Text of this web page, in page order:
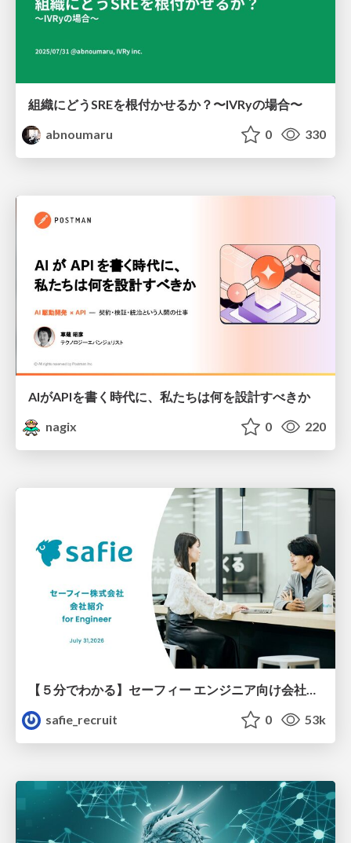
組織にどうSREを根付かせるか？〜IVRyの場合〜
abnoumaru
0 330
AIがAPIを書く時代に、私たちは何を設計すべきか
nagix
0 220
safie_recruit
0 53k